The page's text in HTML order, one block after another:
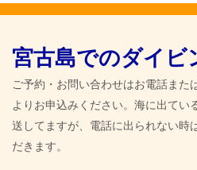
宮古島でのダイビ
ご予約・お問い合わせはお電話また
よりお申込みください。海に出てい
送してますが、電話に出られない時
だきます。